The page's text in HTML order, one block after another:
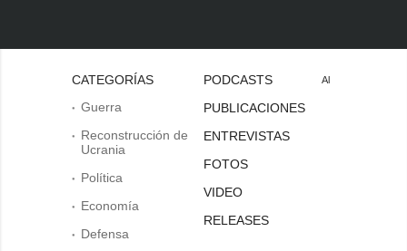
CATEGORÍAS
Guerra
Reconstrucción de
Ucrania
Política
Economía
Defensa
PODCASTS
PUBLICACIONES
ENTREVISTAS
FOTOS
VIDEO
RELEASES
Al